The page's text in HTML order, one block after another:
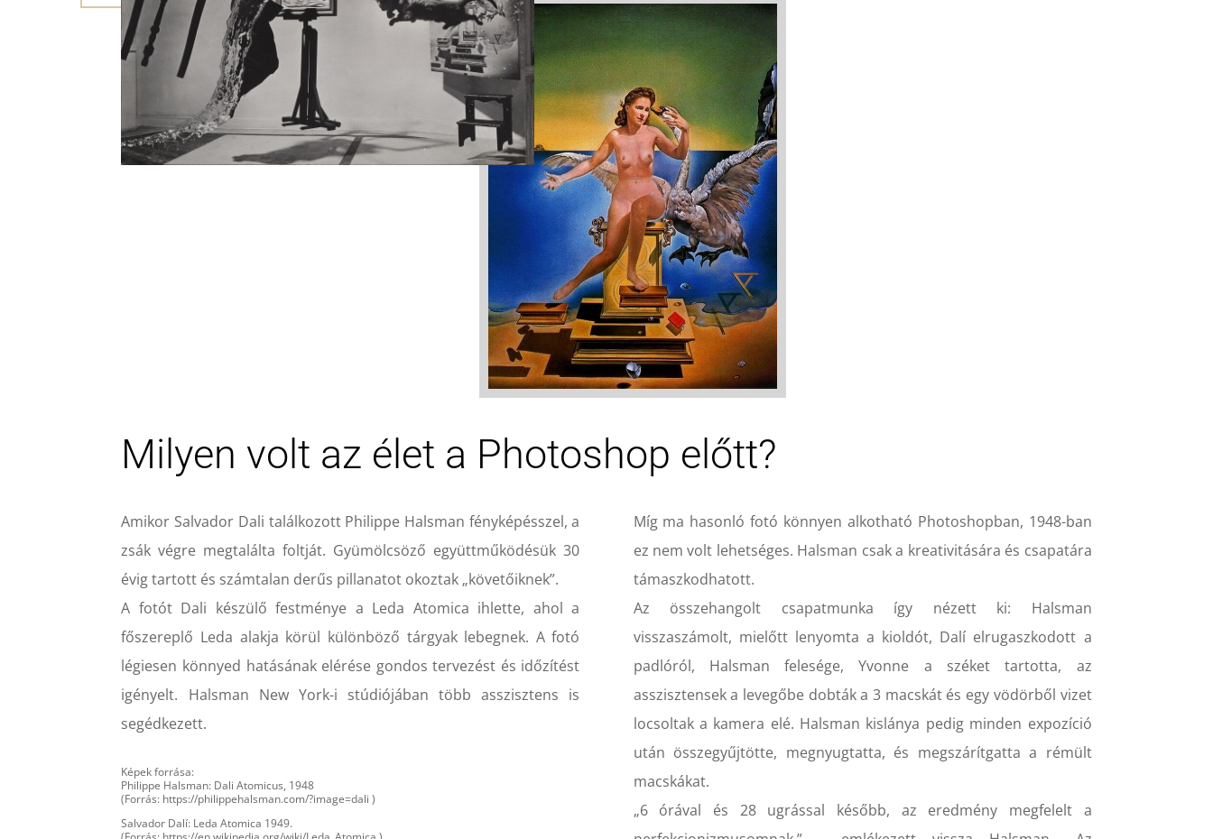
Milyen volt az élet a Photoshop előtt?
Amikor Salvador Dali találkozott Philippe Halsman fényképésszel, a
zsák végre megtalálta foltját. Gyümölcsöző együttműködésük 30
évig tartott és számtalan derűs pillanatot okoztak „követőiknek”.
A fotót Dali készülő festménye a Leda Atomica ihlette, ahol a
főszereplő Leda alakja körül különböző tárgyak lebegnek. A fotó
légiesen könnyed hatásának elérése gondos tervezést és időzítést
igényelt. Halsman New York-i stúdiójában több asszisztens is
segédkezett.
Képek forrása:
Philippe Halsman: Dali Atomicus, 1948
(Forrás: https://philippehalsman.com/?image=dali )
Salvador Dalí: Leda Atomica 1949.
Míg ma hasonló fotó könnyen alkotható Photoshopban, 1948-ban
ez nem volt lehetséges. Halsman csak a kreativitására és csapatára
támaszkodhatott.
Az összehangolt csapatmunka így nézett ki: Halsman
visszaszámolt, mielőtt lenyomta a kioldót, Dalí elrugaszkodott a
padlóról, Halsman felesége, Yvonne a széket tartotta, az
asszisztensek a levegőbe dobták a 3 macskát és egy vödörből vizet
locsoltak a kamera elé. Halsman kislánya pedig minden expozíció
után összegyűjtötte, megnyugtatta, és megszárítgatta a rémült
macskákat.
„6 órával és 28 ugrással később, az eredmény megfelelt a